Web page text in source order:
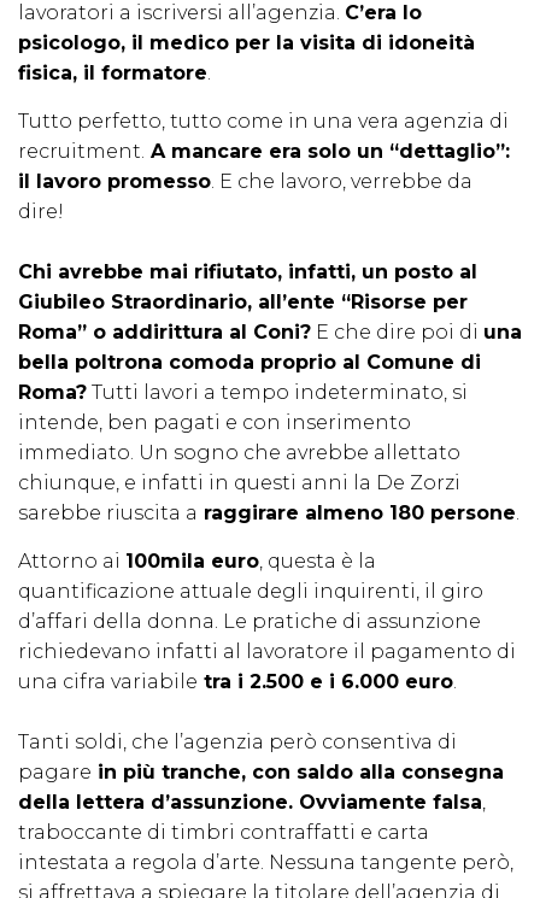
lavoratori a iscriversi all’agenzia. C’era lo
psicologo, il medico per la visita di idoneità
fisica, il formatore.
Tutto perfetto, tutto come in una vera agenzia di
recruitment. A mancare era solo un “dettaglio”:
il lavoro promesso. E che lavoro, verrebbe da
dire!
Chi avrebbe mai rifiutato, infatti, un posto al
Giubileo Straordinario, all’ente “Risorse per
Roma” o addirittura al Coni? E che dire poi di una
bella poltrona comoda proprio al Comune di
Roma? Tutti lavori a tempo indeterminato, si
intende, ben pagati e con inserimento
immediato. Un sogno che avrebbe allettato
chiunque, e infatti in questi anni la De Zorzi
sarebbe riuscita a raggirare almeno 180 persone.
Attorno ai 100mila euro, questa è la
quantificazione attuale degli inquirenti, il giro
d’affari della donna. Le pratiche di assunzione
richiedevano infatti al lavoratore il pagamento di
una cifra variabile tra i 2.500 e i 6.000 euro.
Tanti soldi, che l’agenzia però consentiva di
pagare in più tranche, con saldo alla consegna
della lettera d’assunzione. Ovviamente falsa,
traboccante di timbri contraffatti e carta
intestata a regola d’arte. Nessuna tangente però,
si affrettava a spiegare la titolare dell’agenzia di